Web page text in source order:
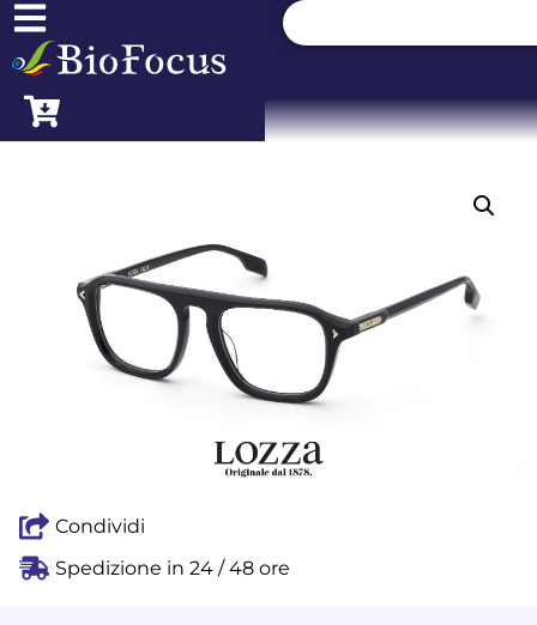
Condividi
Spedizione in 24 / 48 ore